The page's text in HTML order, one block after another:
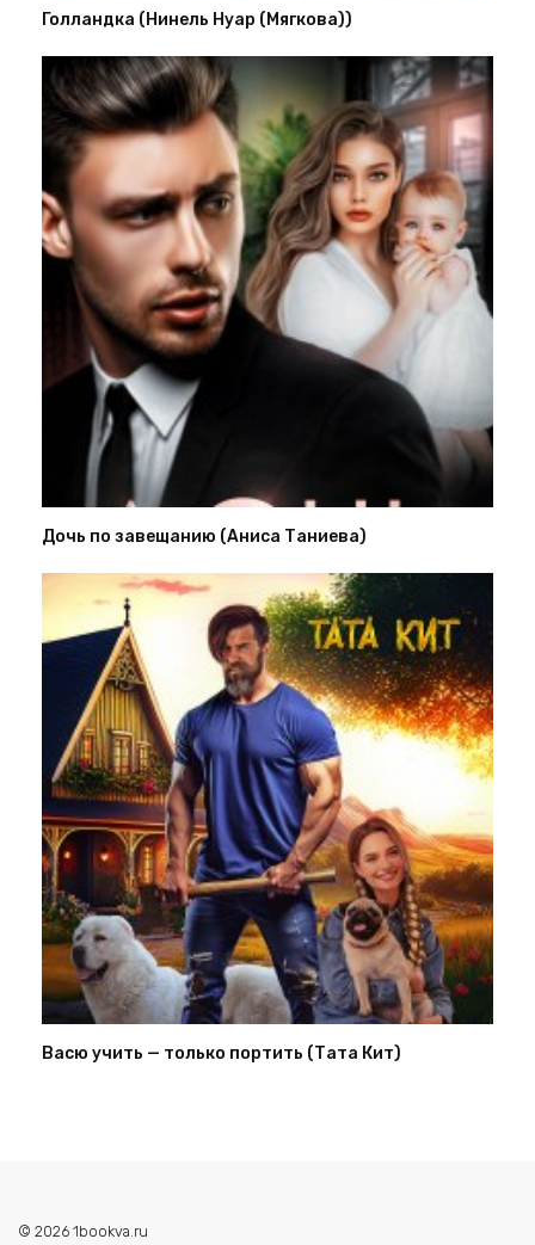
Голландка (Нинель Нуар (Мягкова))
Дочь по завещанию (Аниса Таниева)
Васю учить — только портить (Тата Кит)
© 2026 1bookva.ru